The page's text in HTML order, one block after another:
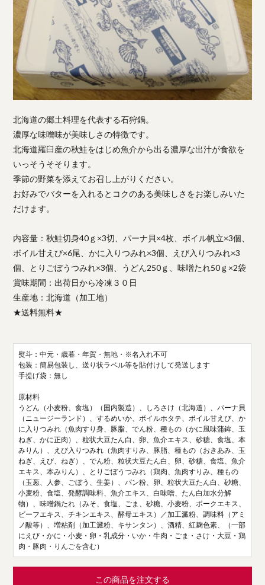
北海道の郷土料理を代表する石狩鍋。
濃厚な味噌味が美味しさの特徴です。
北海道羅臼産の秋鮭をはじめ魚介から出る濃厚な出汁が食欲を
いっそうそそります。
季節の野菜を添えてお召し上がりください。
お好みでバターを入れるとコクのある美味しさをお楽しみいた
だけます。
内容量：秋鮭切身40ｇ×3切、パーナ貝×4枚、ボイル帆立×3個、
ボイル甘えび×6尾、かに入りつみれ×3個、えび入りつみれ×3
個、とりごぼうつみれ×3個、うどん250ｇ、味噌たれ50ｇ×2袋
賞味期間：出荷日から冷凍３０日
生産地：北海道（加工地）
★送料無料★
熨斗：中元・歳暮・年賀・無地・※名入れ不可
包装：簡易包装し、送り状ラベル等を貼付けして発送します
手提げ袋：無し
原材料
うどん（小麦粉、食塩）（国内製造）、しろさけ（北海道）、パーナ貝
（ニュージーランド）、するめいか、ボイルホタテ、ボイル甘えび、か
に入りつみれ（魚肉すり身、豚脂、でん粉、種もの（かに風味蒲鉾、玉
ねぎ、かに正肉）、粒状大豆たん白、卵、魚介エキス、砂糖、食塩、本
みりん）、えび入りつみれ（魚肉すりみ、豚脂、種もの（おきあみ、玉
ねぎ、えび、ねぎ）、でん粉、粒状大豆たん白、卵、砂糖、食塩、魚介
エキス、本みりん）、とりごぼうつみれ（鶏肉、魚肉すりみ、種もの
（玉葱、人参、ごぼう、生姜）、パン粉、卵、粒状大豆たん白、砂糖、
小麦粉、食塩、発酵調味料、魚介エキス、白味噌、たん白加水分解
物）、味噌鍋たれ（みそ、食塩、ごま、砂糖、小麦粉、ポークエキス、
ビーフエキス、チキンエキス、酵母エキス）／加工澱粉、調味料（アミ
ノ酸等）、増粘剤（加工澱粉、キサンタン）、酒精、紅麹色素、（一部
にえび・かに・小麦・卵・乳成分・いか・牛肉・ごま・さけ・大豆・鶏
肉・豚肉・りんごを含む）
この商品を注文する